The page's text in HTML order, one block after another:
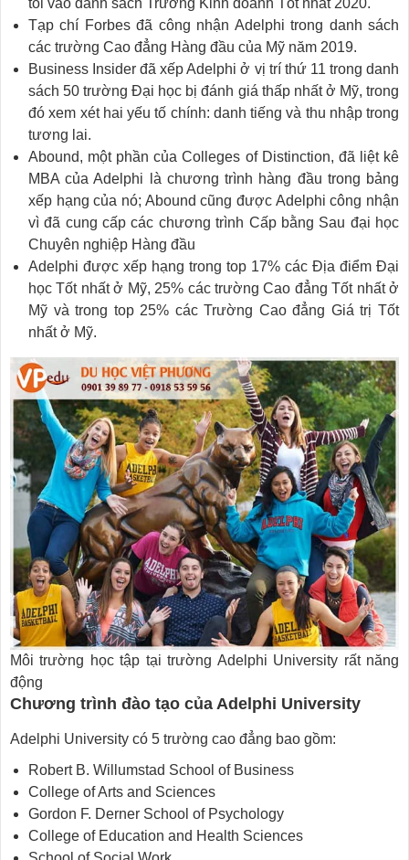
tôi vào danh sách Trường Kinh doanh Tốt nhất 2020.
Tạp chí Forbes đã công nhận Adelphi trong danh sách
các trường Cao đẳng Hàng đầu của Mỹ năm 2019.
Business Insider đã xếp Adelphi ở vị trí thứ 11 trong danh
sách 50 trường Đại học bị đánh giá thấp nhất ở Mỹ, trong
đó xem xét hai yếu tố chính: danh tiếng và thu nhập trong
tương lai.
Abound, một phần của Colleges of Distinction, đã liệt kê
MBA của Adelphi là chương trình hàng đầu trong bảng
xếp hạng của nó; Abound cũng được Adelphi công nhận
vì đã cung cấp các chương trình Cấp bằng Sau đại học
Chuyên nghiệp Hàng đầu
Adelphi được xếp hạng trong top 17% các Địa điểm Đại
học Tốt nhất ở Mỹ, 25% các trường Cao đẳng Tốt nhất ở
Mỹ và trong top 25% các Trường Cao đẳng Giá trị Tốt
nhất ở Mỹ.
Môi trường học tập tại trường Adelphi University rất năng
động
Chương trình đào tạo của Adelphi University
Adelphi University có 5 trường cao đẳng bao gồm:
Robert B. Willumstad School of Business
College of Arts and Sciences
Gordon F. Derner School of Psychology
College of Education and Health Sciences